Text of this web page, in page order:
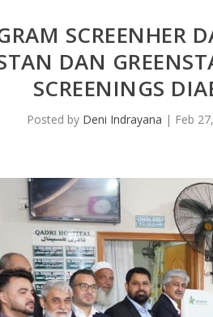
SCREENHER
DAN
SCREENINGS
Posted by Deni Indrayana | Feb